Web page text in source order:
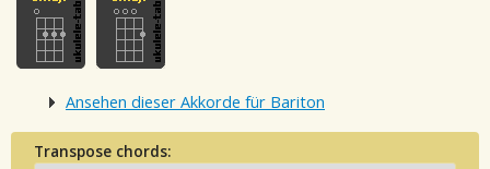
Ansehen dieser Akkorde für Bariton
Transpose chords: